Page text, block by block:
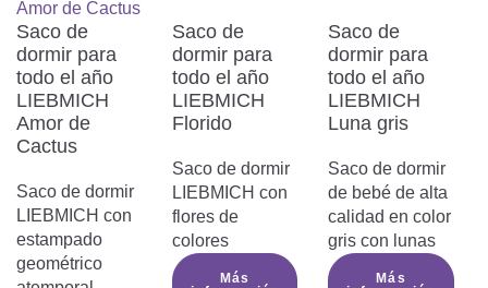
del embalaje, incluidas las películas,
cintas y etiquetas, para evitar lesiones
o accidentes.
No utilizar el producto si está
dañado:
No utilices el producto si alguna de sus
El uso continuado podría causar
lesiones o poner en peligro a los niños.
Asegúrate de que la cara del niño no
está cubierta:
Asegúrate de que la cara del niño
Saco de
dormir para
todo el año
LIEBMICH
Amor de
Cactus
Saco de dormir
LIEBMICH con
estampado
geométrico
Saco de
dormir para
todo el año
LIEBMICH
Florido
Saco de dormir
LIEBMICH con
flores de
colores
Más
Saco de
dormir para
todo el año
LIEBMICH
Luna gris
Saco de dormir
de bebé de alta
calidad en color
gris con lunas
Más